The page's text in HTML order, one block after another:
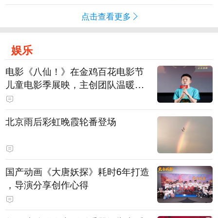
点击查看更多
娱乐
电影《八仙！》在金鸡百花电影节
儿童电影季展映，主创团队温暖寄
语小观众
北京雨后彩虹晚霞轮番登场
国产动画《大唐妖探》耗时6年打造
，导演分享创作心得